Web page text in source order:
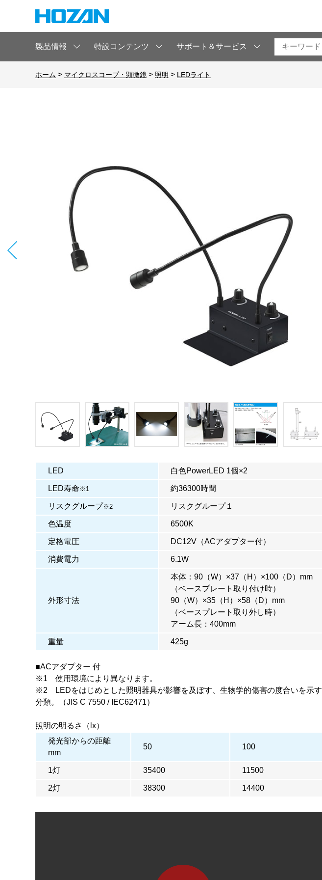
製品情報 特設コンテンツ サポート＆サービス
ホーム > マイクロスコープ・顕微鏡 > 照明 > LEDライト
LED 白色PowerLED 1個×2
LED寿命 ※1 約36300時間
リスクグループ※2 リスクグループ１
色温度 6500K
定格電圧 DC12V（ACアダプター付）
消費電力 6.1W
外形寸法
本体：90（W）×37（H）×100（D）mm
（ベースプレート取り付け時）
90（W）×35（H）×58（D）mm
（ベースプレート取り外し時）
アーム長：400mm
重量 425g
■ACアダプター 付
※1 使用環境により異なります。
※2 LEDをはじめとした照明器具が影響を及ぼす、生物学的傷害の度合いを示す
分類。（JIS C 7550 / IEC62471）
照明の明るさ（lx）
発光部からの距離
mm
50 100
1灯 35400 11500
2灯 38300 14400